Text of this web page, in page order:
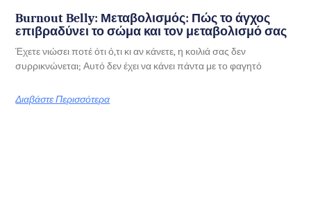
Burnout Belly: Μεταβολισμός: Πώς το άγχος
επιβραδύνει το σώμα και τον μεταβολισμό σας
Έχετε νιώσει ποτέ ότι ό,τι κι αν κάνετε, η κοιλιά σας δεν
συρρικνώνεται; Αυτό δεν έχει να κάνει πάντα με το φαγητό
Διαβάστε Περισσότερα